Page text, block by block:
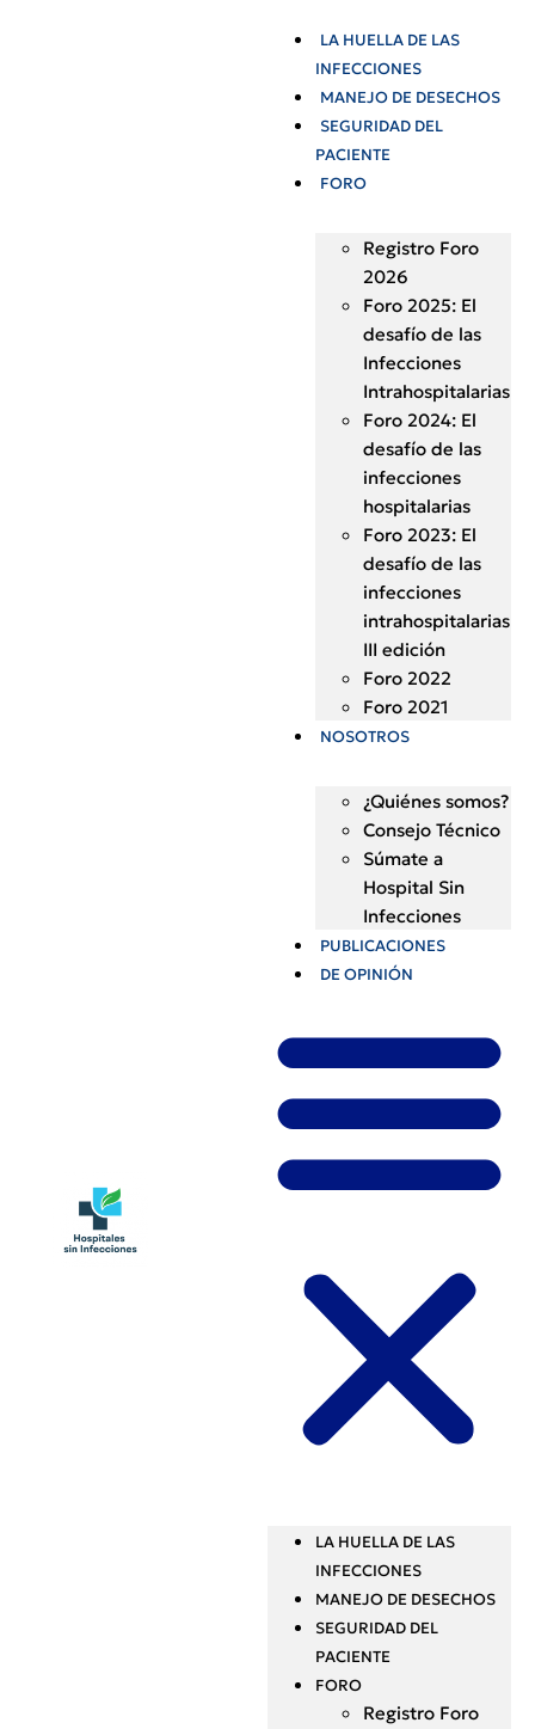
LA HUELLA DE LAS
INFECCIONES
MANEJO DE DESECHOS
SEGURIDAD DEL
PACIENTE
FORO
Registro Foro
2026
Foro 2025: El
desafío de las
Infecciones
Intrahospitalarias
Foro 2024: El
desafío de las
infecciones
hospitalarias
Foro 2023: El
desafío de las
infecciones
intrahospitalarias
III edición
Foro 2022
Foro 2021
NOSOTROS
¿Quiénes somos?
Consejo Técnico
Súmate a
Hospital Sin
Infecciones
PUBLICACIONES
DE OPINIÓN
LA HUELLA DE LAS
INFECCIONES
MANEJO DE DESECHOS
SEGURIDAD DEL
PACIENTE
FORO
Registro Foro